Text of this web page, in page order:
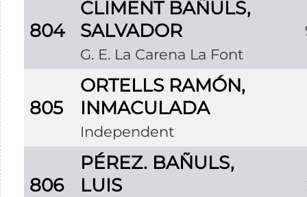
804
CLIMENT BAÑULS,
SALVADOR
G. E. La Carena La Font
805
ORTELLS RAMÓN,
INMACULADA
Independent
806
PÉREZ. BAÑULS,
LUIS